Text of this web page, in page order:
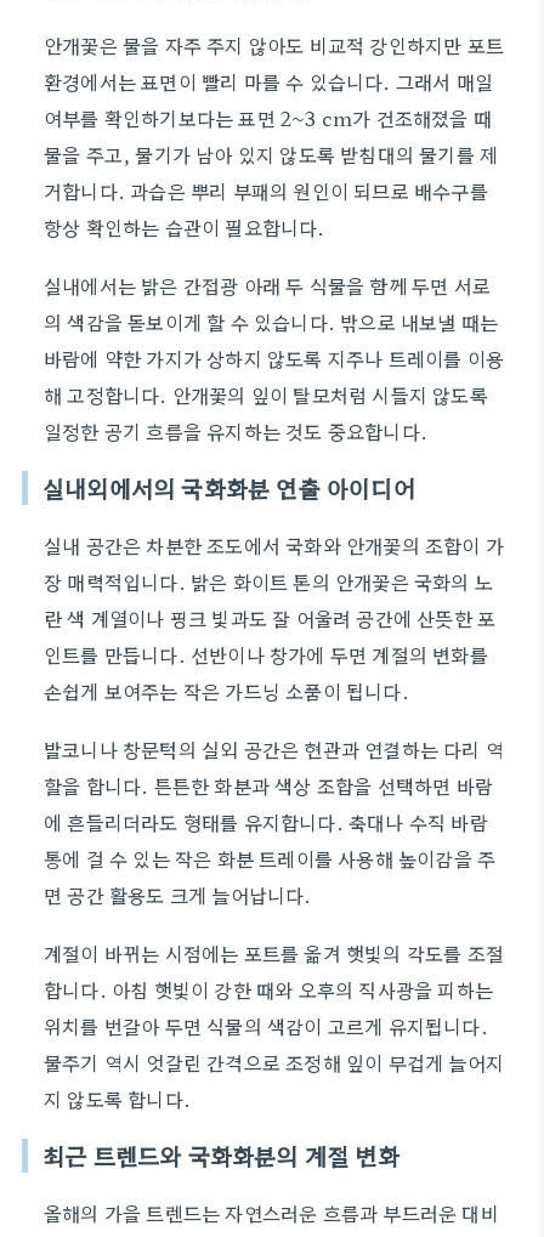
안개꽃은 물을 자주 주지 않아도 비교적 강인하지만 포트
환경에서는 표면이 빨리 마를 수 있습니다. 그래서 매일
여부를 확인하기보다는 표면 2~3 cm가 건조해졌을 때
물을 주고, 물기가 남아 있지 않도록 받침대의 물기를 제
거합니다. 과습은 뿌리 부패의 원인이 되므로 배수구를
항상 확인하는 습관이 필요합니다.
실내에서는 밝은 간접광 아래 두 식물을 함께 두면 서로
의 색감을 돋보이게 할 수 있습니다. 밖으로 내보낼 때는
바람에 약한 가지가 상하지 않도록 지주나 트레이를 이용
해 고정합니다. 안개꽃의 잎이 탈모처럼 시들지 않도록
일정한 공기 흐름을 유지하는 것도 중요합니다.
실내외에서의 국화화분 연출 아이디어
실내 공간은 차분한 조도에서 국화와 안개꽃의 조합이 가
장 매력적입니다. 밝은 화이트 톤의 안개꽃은 국화의 노
란 색 계열이나 핑크 빛과도 잘 어울려 공간에 산뜻한 포
인트를 만듭니다. 선반이나 창가에 두면 계절의 변화를
손쉽게 보여주는 작은 가드닝 소품이 됩니다.
발코니나 창문턱의 실외 공간은 현관과 연결하는 다리 역
할을 합니다. 튼튼한 화분과 색상 조합을 선택하면 바람
에 흔들리더라도 형태를 유지합니다. 축대나 수직 바람
통에 걸 수 있는 작은 화분 트레이를 사용해 높이감을 주
면 공간 활용도 크게 늘어납니다.
계절이 바뀌는 시점에는 포트를 옮겨 햇빛의 각도를 조절
합니다. 아침 햇빛이 강한 때와 오후의 직사광을 피하는
위치를 번갈아 두면 식물의 색감이 고르게 유지됩니다.
물주기 역시 엇갈린 간격으로 조정해 잎이 무겁게 늘어지
지 않도록 합니다.
최근 트렌드와 국화화분의 계절 변화
올해의 가을 트렌드는 자연스러운 흐름과 부드러운 대비